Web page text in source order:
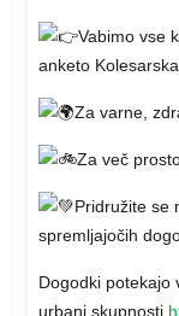
Vabimo vse
anketo
Za varne,
Za več
Pridružite se
spremljajočih
Dogodki potekajo
urbani skupnosti